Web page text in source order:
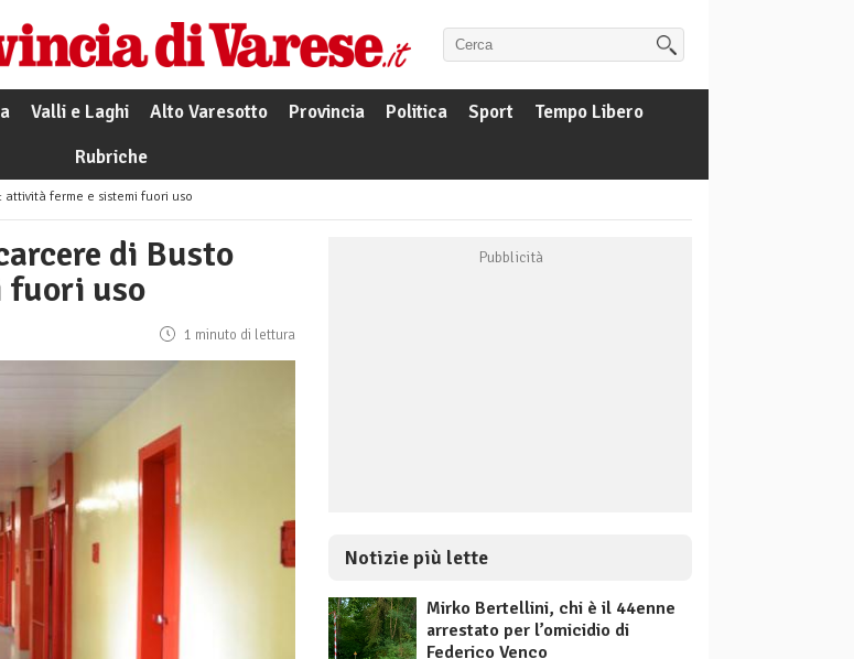
Valli e Laghi Alto Varesotto Provincia Politica Sport
Tempo Libero
Rubriche
ferme e sistemi fuori uso
di Busto
fuori uso
1 minuto di lettura
Notizie più lette
Mirko Bertellini, chi è il 44enne
arrestato per l’omicidio di
Federico Venco